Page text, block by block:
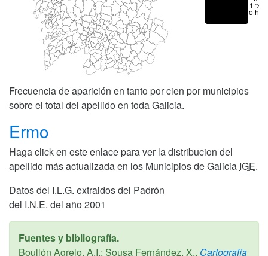
< 1 %
No hay
Frecuencia de aparición en tanto por cien por municipios
sobre el total del apellido en toda Galicia.
Ermo
Haga click en este enlace para ver la distribucion del
apellido más actualizada en los Municipios de Galicia IGE.
Datos del I.L.G. extraidos del Padrón
del I.N.E. del año 2001
Fuentes y bibliografía.
Boullón Agrelo, A.I.; Sousa Fernández, X., Cartografía